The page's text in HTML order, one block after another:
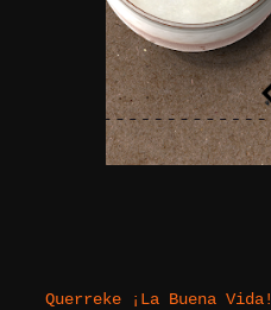
Querreke ¡La Buena Vida!